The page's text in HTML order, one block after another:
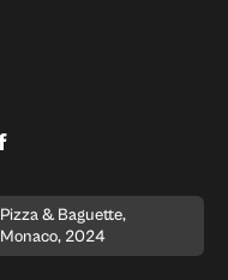
Pizza & Baguette,
Monaco, 2024